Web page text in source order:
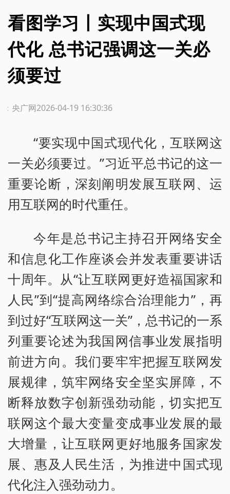
看图学习丨实现中国式现
代化 总书记强调这一关必
须要过
2026-04-19 16:30:36
：央广网
“要实现中国式现代化，互联网这
一关必须要过。”习近平总书记的这一
重要论断，深刻阐明发展互联网、运
用互联网的时代重任。
今年是总书记主持召开网络安全
和信息化工作座谈会并发表重要讲话
十周年。从“让互联网更好造福国家和
人民”到“提高网络综合治理能力”，再
到过好“互联网这一关”，总书记的一系
列重要论述为我国网信事业发展指明
前进方向。我们要牢牢把握互联网发
展规律，筑牢网络安全坚实屏障，不
断释放数字创新强劲动能，切实把互
联网这个最大变量变成事业发展的最
大增量，让互联网更好地服务国家发
展、惠及人民生活，为推进中国式现
代化注入强劲动力。